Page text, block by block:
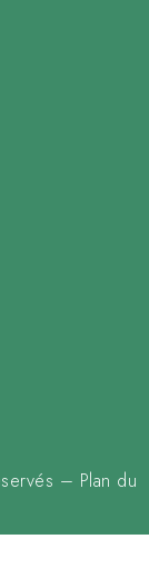
– Plan du